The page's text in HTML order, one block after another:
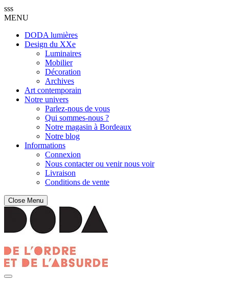
sss
MENU
DODA lumières
Design du XXe
Luminaires
Mobilier
Décoration
Archives
Art contemporain
Notre univers
Parlez-nous de vous
Qui sommes-nous ?
Notre magasin à Bordeaux
Notre blog
Informations
Connexion
Nous contacter ou venir nous voir
Livraison
Conditions de vente
Close Menu